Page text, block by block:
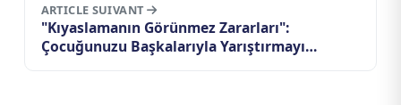
ARTICLE SUIVANT
"Kıyaslamanın Görünmez Zararları":
Çocuğunuzu Başkalarıyla Yarıştırmayı